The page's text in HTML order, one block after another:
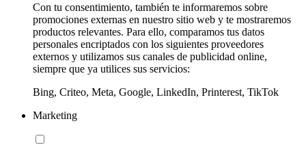
Con tu consentimiento, también te informaremos sobre
promociones externas en nuestro sitio web y te mostraremos
productos relevantes. Para ello, comparamos tus datos
personales encriptados con los siguientes proveedores
externos y utilizamos sus canales de publicidad online,
siempre que ya utilices sus servicios:
Bing, Criteo, Meta, Google, LinkedIn, Printerest, TikTok
Marketing